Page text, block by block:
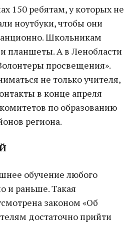
150 ребятам, у которых не
ноутбуки, чтобы они
Школьникам
планшеты. А в Ленобласти
просвещения».
не только учителя,
в конце апреля
по образованию
региона.
обучение любого
и раньше. Такая
законом «Об
достаточно прийти